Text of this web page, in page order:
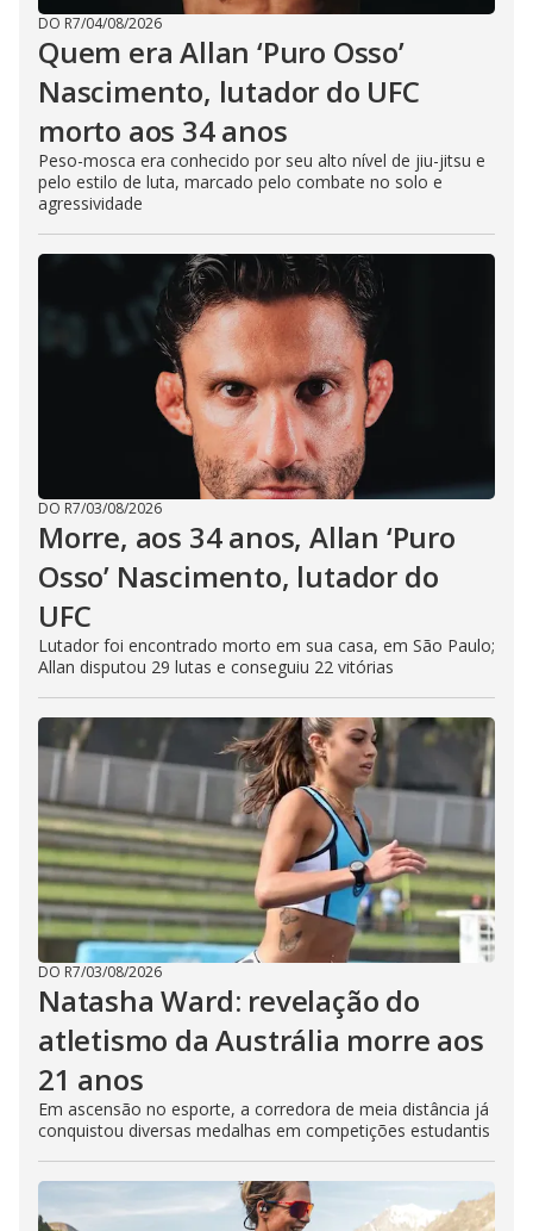
DO R7/04/08/2026
Quem era Allan ‘Puro Osso’
Nascimento, lutador do UFC
morto aos 34 anos
Peso-mosca era conhecido por seu alto nível de jiu-jitsu e
pelo estilo de luta, marcado pelo combate no solo e
agressividade
DO R7/03/08/2026
Morre, aos 34 anos, Allan ‘Puro
Osso’ Nascimento, lutador do
UFC
Lutador foi encontrado morto em sua casa, em São Paulo;
Allan disputou 29 lutas e conseguiu 22 vitórias
DO R7/03/08/2026
Natasha Ward: revelação do
atletismo da Austrália morre aos
21 anos
Em ascensão no esporte, a corredora de meia distância já
conquistou diversas medalhas em competições estudantis